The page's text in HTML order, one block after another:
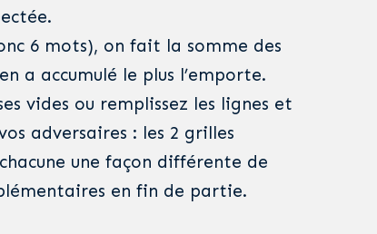
6 mots), on fait la somme des
a accumulé le plus l’emporte.
vides ou remplissez les lignes et
adversaires : les 2 grilles
une façon différente de
en fin de partie.